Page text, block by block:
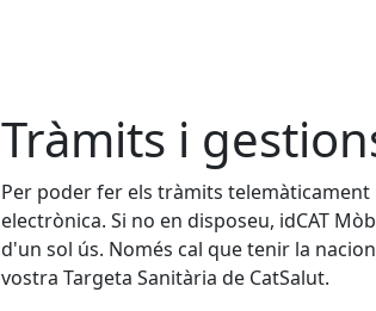
Tràmits i
Per poder fer els tràmits
electrònica. Si no en disposeu, idCAT
d'un sol ús. Només cal que tenir la
vostra Targeta Sanitària de CatSalut.